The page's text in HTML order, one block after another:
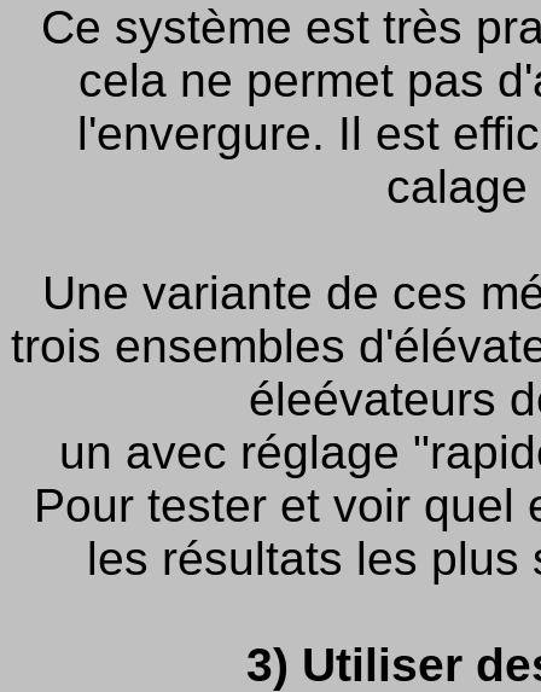
Ce système est très
cela ne permet pas
l'envergure. Il est
Une variante de ces
trois ensembles
éleévateurs
un avec réglage
Pour tester et voir quel
les résultats les plus
3) Utiliser